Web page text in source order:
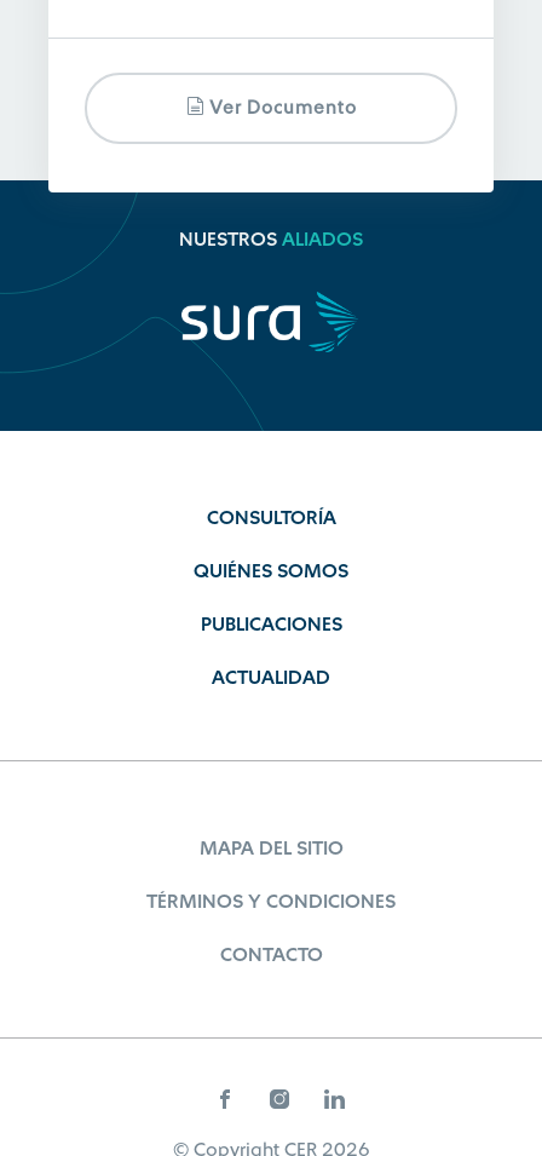
Ver Documento
NUESTROS ALIADOS
CONSULTORÍA
QUIÉNES SOMOS
PUBLICACIONES
ACTUALIDAD
MAPA DEL SITIO
TÉRMINOS Y CONDICIONES
CONTACTO
© Copyright CER 2026